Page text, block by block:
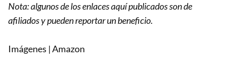
Nota: algunos de los enlaces aquí publicados son de
afiliados y pueden reportar un beneficio.
Imágenes | Amazon